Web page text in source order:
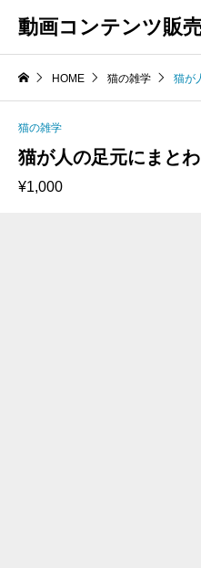
動画コンテンツ販
HOME 猫の雑学 猫が
猫の雑学
猫が人の足元にまと
¥1,000